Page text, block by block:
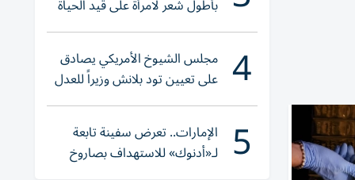
بأطول شعر لامرأة على قيد الحياة
4 مجلس الشيوخ الأمريكي يصادق
على تعيين تود بلانش وزيراً للعدل
5 الإمارات.. تعرض سفينة تابعة
لـ«أدنوك» للاستهداف بصاروخ